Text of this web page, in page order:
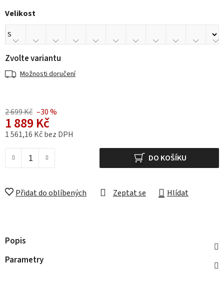
Velikost
Zvolte variantu
Možnosti doručení
2 699 Kč –30 %
1 889 Kč
1 561,16 Kč bez DPH
DO KOŠÍKU
Zeptat se Hlídat
Přidat do oblíbených
Popis
Parametry